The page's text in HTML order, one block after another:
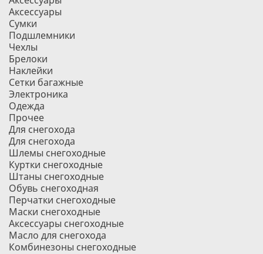
Аксессуары
Сумки
Подшлемники
Чехлы
Брелоки
Наклейки
Сетки багажные
Электроника
Одежда
Прочее
Для снегохода
Для снегохода
Шлемы снегоходные
Куртки снегоходные
Штаны снегоходные
Обувь снегоходная
Перчатки снегоходные
Маски снегоходные
Аксессуары снегоходные
Масло для снегохода
Комбинезоны снегоходные